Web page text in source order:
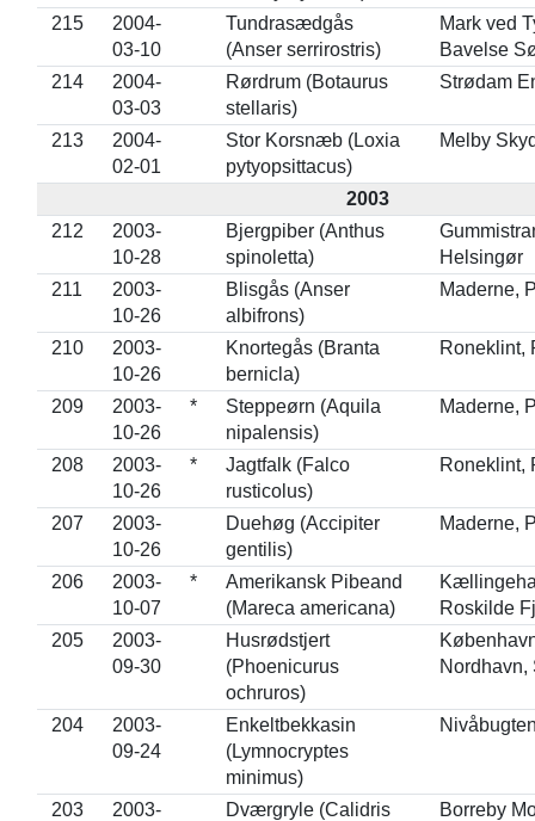
215
2004-
03-10
Tundrasædgås
(Anser serrirostris)
Mark ved
Bavelse
214
2004-
03-03
Rørdrum (Botaurus
stellaris)
Strødam
213
2004-
02-01
Stor Korsnæb (Loxia
pytyopsittacus)
Melby
2003
212
2003-
10-28
Bjergpiber (Anthus
spinoletta)
Helsingør
211
2003-
10-26
Blisgås (Anser
albifrons)
Maderne,
210
2003-
10-26
Knortegås (Branta
bernicla)
Roneklint,
209
2003-
10-26
*
Steppeørn (Aquila
nipalensis)
Maderne,
208
2003-
10-26
*
Jagtfalk (Falco
rusticolus)
Roneklint,
207
2003-
10-26
Duehøg (Accipiter
gentilis)
Maderne,
206
2003-
10-07
*
Amerikansk Pibeand
(Mareca americana)
Roskilde
205
2003-
09-30
Husrødstjert
(Phoenicurus
ochruros)
Nordhavn,
204
2003-
09-24
Enkeltbekkasin
(Lymnocryptes
minimus)
203
2003-
Dværgryle (Calidris
Borreby